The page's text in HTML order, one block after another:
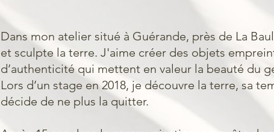
Dans mon atelier situé à Guérande, près de La
et sculpte la terre. J'aime créer des objets
d’authenticité qui mettent en valeur la beauté du
Lors d’un stage en 2018, je découvre la terre, sa
décide de ne plus la quitter.